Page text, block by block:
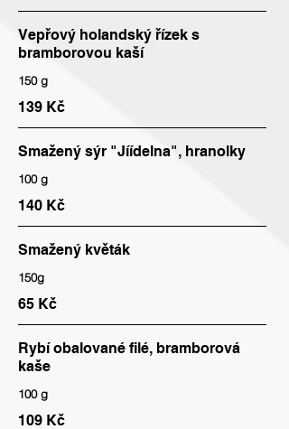
Vepřový holandský řízek s
bramborovou kaší
150 g
139 Kč
Smažený sýr "Jíídelna", hranolky
100 g
140 Kč
Smažený květák
150g
65 Kč
Rybí obalované filé, bramborová
kaše
100 g
109 Kč